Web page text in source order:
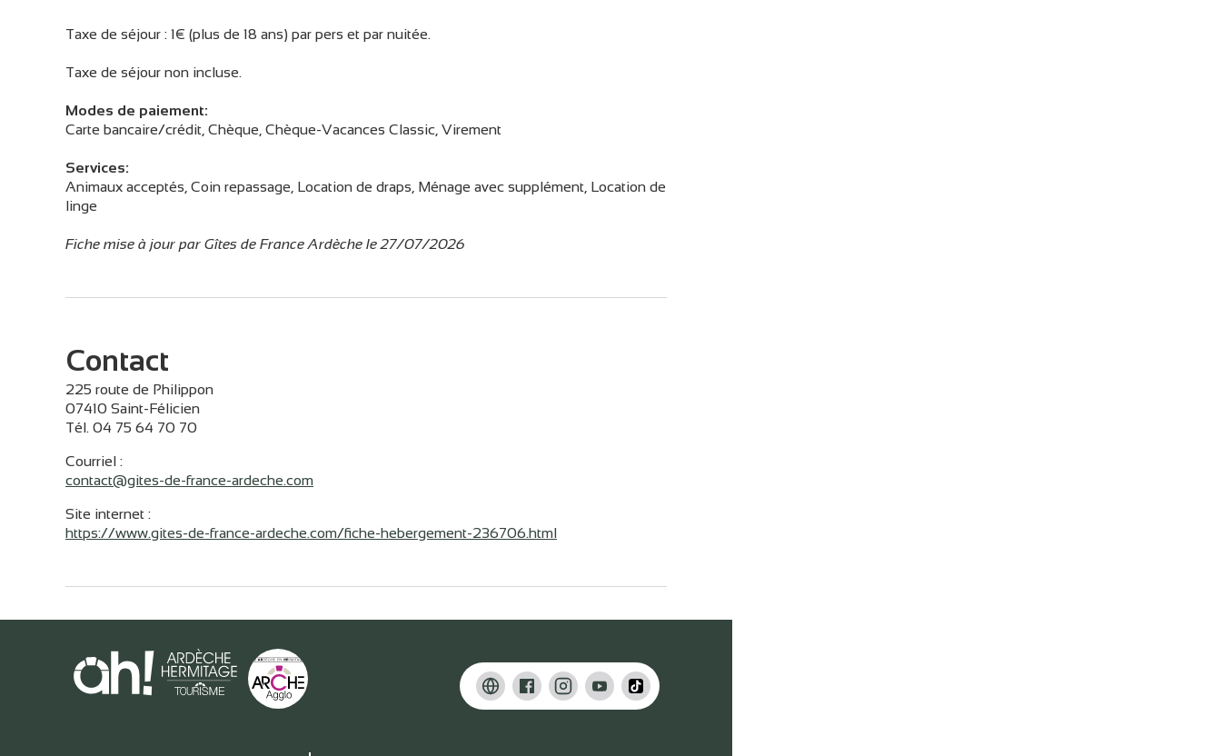
Taxe de séjour : 1€ (plus de 18 ans) par pers et par nuitée.
Taxe de séjour non incluse.
Modes de paiement:
Carte bancaire/crédit, Chèque, Chèque-Vacances Classic, Virement
Services:
Animaux acceptés, Coin repassage, Location de draps, Ménage avec supplément, Location de
linge
Fiche mise à jour par Gîtes de France Ardèche le 27/07/2026
Contact
225 route de Philippon
07410 Saint-Félicien
Tél. 04 75 64 70 70
Courriel :
contact@gites-de-france-ardeche.com
Site internet :
https://www.gites-de-france-ardeche.com/fiche-hebergement-236706.html